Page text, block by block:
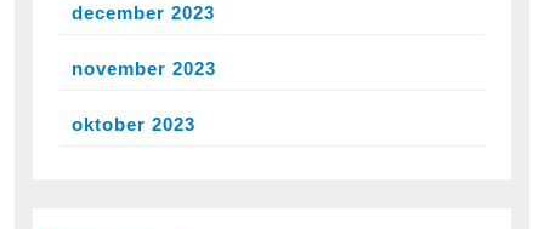
december 2023
november 2023
oktober 2023